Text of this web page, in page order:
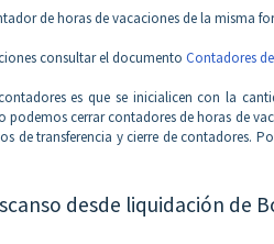
de horas de vacaciones de la misma
consultar el documento Contadores
es que se inicialicen con la
podemos cerrar contadores de horas de
de transferencia y cierre de contadores.
desde liquidación de